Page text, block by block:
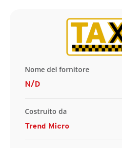
Nome del fornitore
N/D
Costruito da
Trend Micro